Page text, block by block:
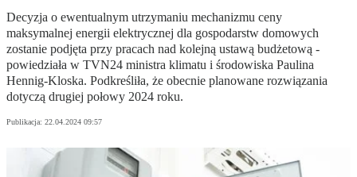
Decyzja o ewentualnym utrzymaniu mechanizmu ceny
maksymalnej energii elektrycznej dla gospodarstw domowych
zostanie podjęta przy pracach nad kolejną ustawą budżetową -
powiedziała w TVN24 ministra klimatu i środowiska Paulina
Hennig-Kloska. Podkreśliła, że obecnie planowane rozwiązania
dotyczą drugiej połowy 2024 roku.
Publikacja: 22.04.2024 09:57